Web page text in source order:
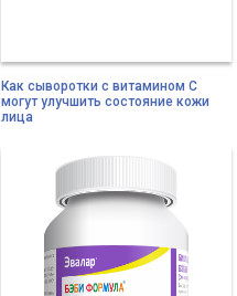
Как сыворотки с витамином С
могут улучшить состояние кожи
лица